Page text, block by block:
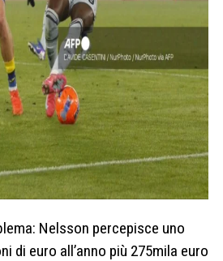
Nelsson percepisce uno
di euro all’anno più 275mila euro